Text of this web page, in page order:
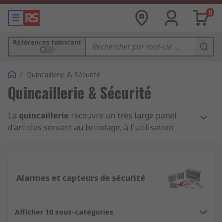
0
Références fabricant
/ Quincaillerie & Sécurité
Quincaillerie & Sécurité
La quincaillerie recouvre un très large panel
d'articles servant au bricolage, à l'utilisation
La quincaillerie de sécurité vise en particulier
l'outillage, l'équipement, la visserie qui sert à
zone de travail, une machine-outil ou autre outil
Alarmes et capteurs de sécurité
Afficher 10 sous-catégories